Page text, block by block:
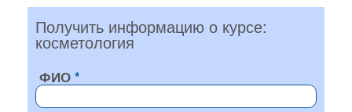
Получить информацию о курсе:
косметология
ФИО